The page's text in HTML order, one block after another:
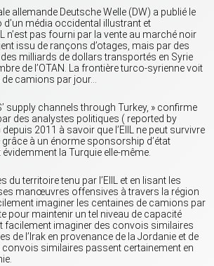
allemande Deutsche Welle (DW) a publié le
média occidental illustrant et
n’est pas fourni par la vente au marché noir
issu de rançons d’otages, mais par des
milliards de dollars transportés en Syrie
de l’OTAN. La frontière turco-syrienne voit
camions par jour…
supply channels through Turkey, » confirme
des analystes politiques ( reported by
2011 à savoir que l’EIIL ne peut survivre
grâce à un énorme sponsorship d’état
la Turquie elle-même.
du territoire tenu par l’EIIL et en lisant les
manœuvres offensives à travers la région
imaginer les centaines de camions par
pour maintenir un tel niveau de capacité
facilement imaginer des convois similaires
de l’Irak en provenance de la Jordanie et de
convois similaires passent certainement en